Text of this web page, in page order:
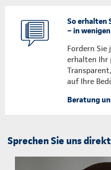
So erhalten
– in
Fordern Sie
erhalten Ihr
auf Ihre
Beratung
Sprechen Sie uns